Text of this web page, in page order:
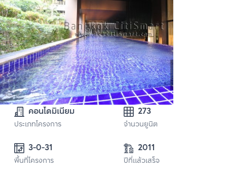
คอนโดมิเนียม
ประเภทโครงการ
273
จำนวนยูนิต
พื้นที่โครงการ
2011
ปีที่แล้วเสร็จ